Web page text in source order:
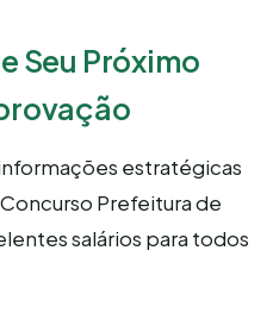
Seu Próximo
estratégicas
Prefeitura de
salários para todos